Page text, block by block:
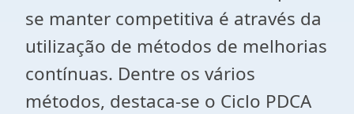
se manter competitiva é através da
utilização de métodos de melhorias
contínuas. Dentre os vários
métodos, destaca-se o Ciclo PDCA